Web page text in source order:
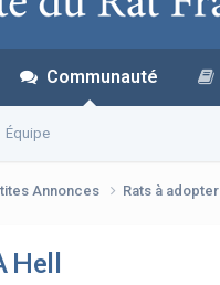
Communauté
Équipe
Annonces Rats à adopter
Hell